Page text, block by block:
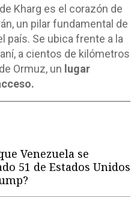
Kharg es el corazón de
un pilar fundamental de
país. Se ubica frente a la
a cientos de kilómetros
Ormuz, un lugar
Venezuela se
51 de Estados Unidos